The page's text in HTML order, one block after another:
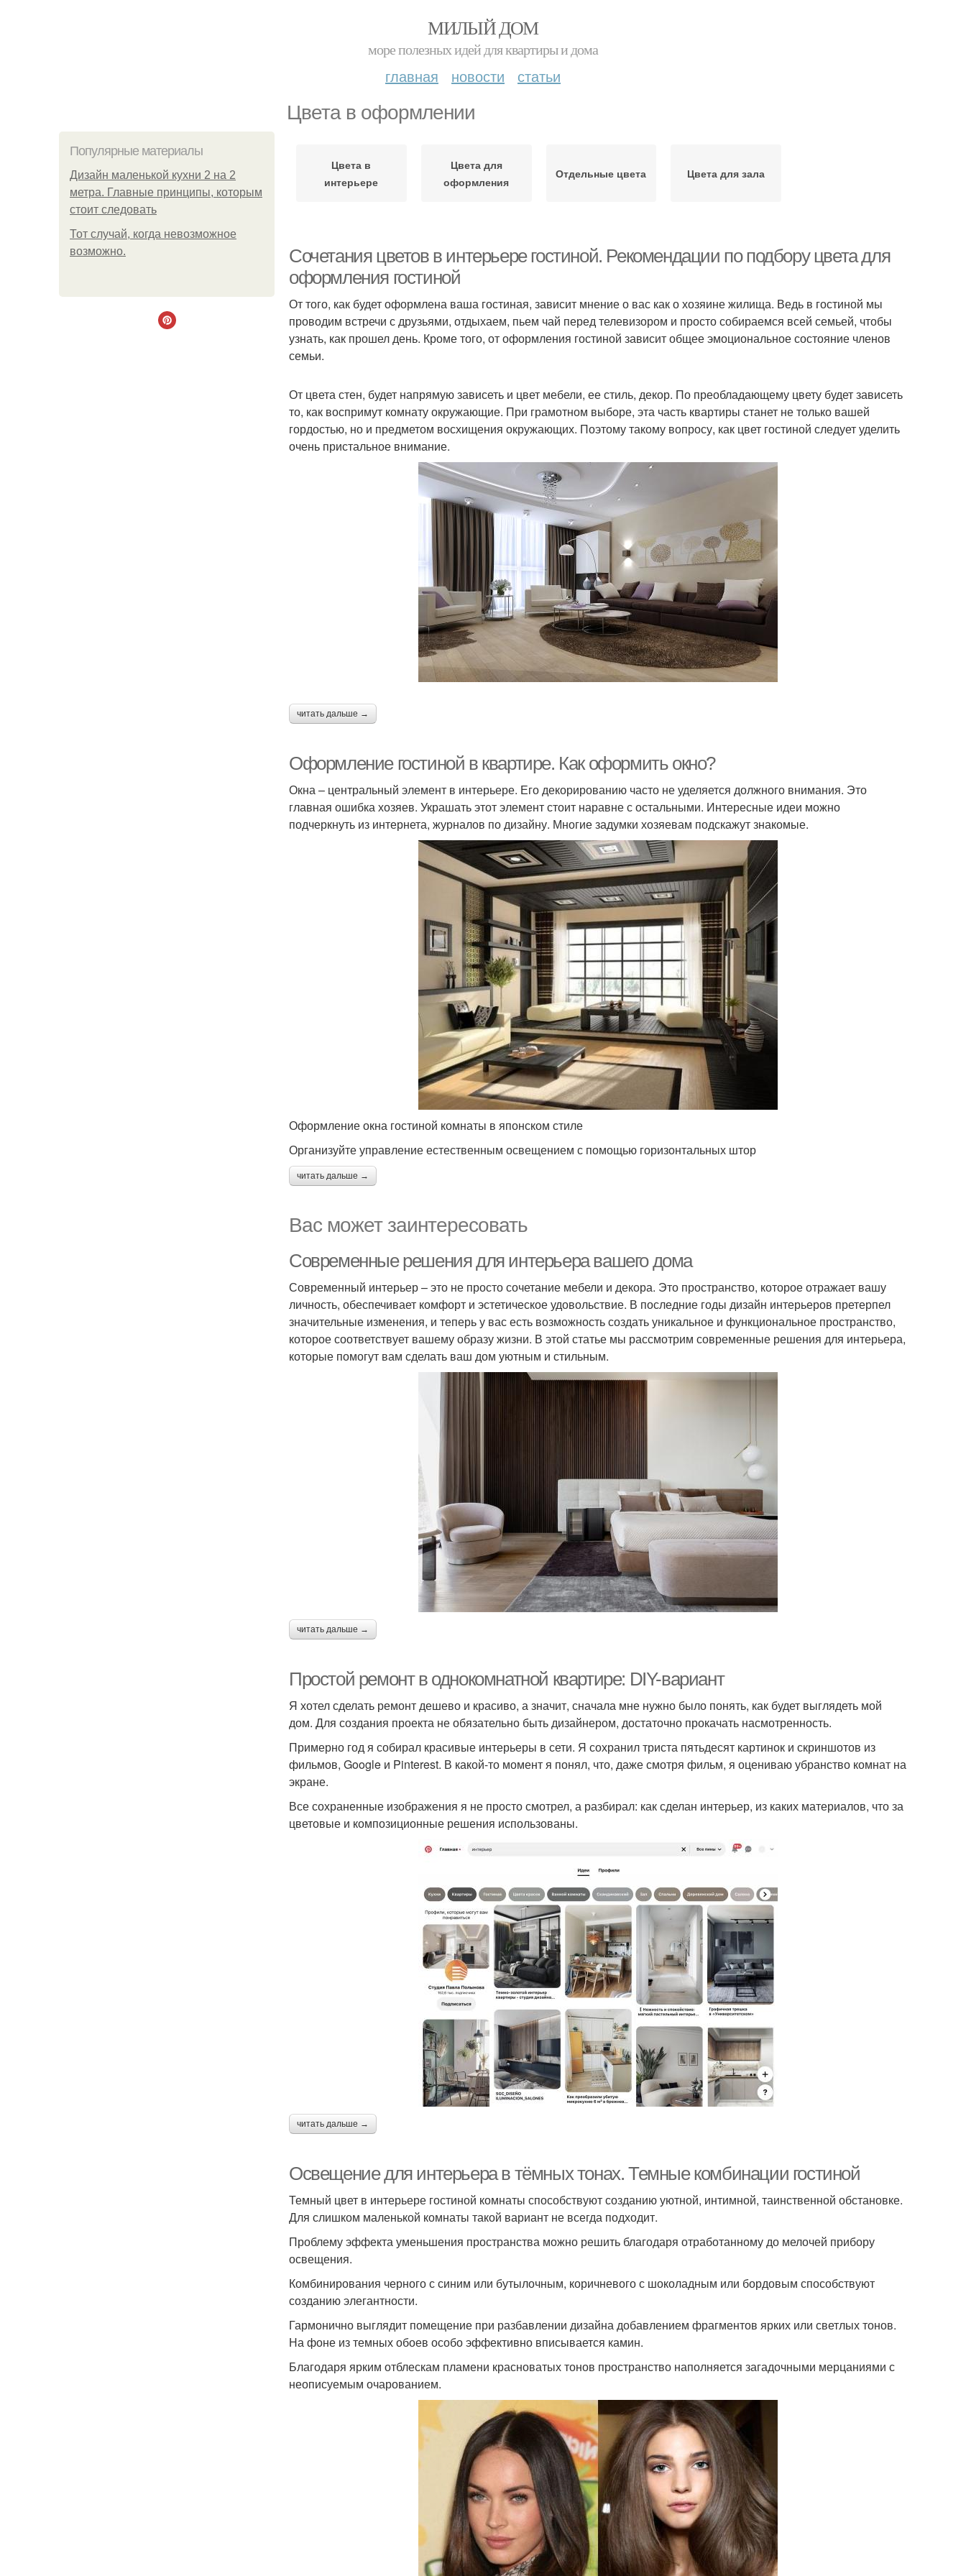
МИЛЫЙ ДОМ
море полезных идей для квартиры и дома
главная новости статьи
Цвета в оформлении
Популярные материалы
Дизайн маленькой кухни 2 на 2
метра. Главные принципы, которым
стоит следовать
Тот случай, когда невозможное
возможно.
Цвета в
интерьере
Цвета для
оформления
Отдельные цвета Цвета для зала
Сочетания цветов в интерьере гостиной. Рекомендации по подбору цвета для
оформления гостиной
От того, как будет оформлена ваша гостиная, зависит мнение о вас как о хозяине жилища. Ведь в гостиной мы
проводим встречи с друзьями, отдыхаем, пьем чай перед телевизором и просто собираемся всей семьей, чтобы
узнать, как прошел день. Кроме того, от оформления гостиной зависит общее эмоциональное состояние членов
семьи.
От цвета стен, будет напрямую зависеть и цвет мебели, ее стиль, декор. По преобладающему цвету будет зависеть
то, как воспримут комнату окружающие. При грамотном выборе, эта часть квартиры станет не только вашей
гордостью, но и предметом восхищения окружающих. Поэтому такому вопросу, как цвет гостиной следует уделить
очень пристальное внимание.
читать дальше →
Оформление гостиной в квартире. Как оформить окно?
Окна – центральный элемент в интерьере. Его декорированию часто не уделяется должного внимания. Это
главная ошибка хозяев. Украшать этот элемент стоит наравне с остальными. Интересные идеи можно
подчеркнуть из интернета, журналов по дизайну. Многие задумки хозяевам подскажут знакомые.
Оформление окна гостиной комнаты в японском стиле
Организуйте управление естественным освещением с помощью горизонтальных штор
читать дальше →
Вас может заинтересовать
Современные решения для интерьера вашего дома
Современный интерьер – это не просто сочетание мебели и декора. Это пространство, которое отражает вашу
личность, обеспечивает комфорт и эстетическое удовольствие. В последние годы дизайн интерьеров претерпел
значительные изменения, и теперь у вас есть возможность создать уникальное и функциональное пространство,
которое соответствует вашему образу жизни. В этой статье мы рассмотрим современные решения для интерьера,
которые помогут вам сделать ваш дом уютным и стильным.
читать дальше →
Простой ремонт в однокомнатной квартире: DIY-вариант
Я хотел сделать ремонт дешево и красиво, а значит, сначала мне нужно было понять, как будет выглядеть мой
дом. Для создания проекта не обязательно быть дизайнером, достаточно прокачать насмотренность.
Примерно год я собирал красивые интерьеры в сети. Я сохранил триста пятьдесят картинок и скриншотов из
фильмов, Google и Pinterest. В какой-то момент я понял, что, даже смотря фильм, я оцениваю убранство комнат на
экране.
Все сохраненные изображения я не просто смотрел, а разбирал: как сделан интерьер, из каких материалов, что за
цветовые и композиционные решения использованы.
читать дальше →
Освещение для интерьера в тёмных тонах. Темные комбинации гостиной
Темный цвет в интерьере гостиной комнаты способствуют созданию уютной, интимной, таинственной обстановке.
Для слишком маленькой комнаты такой вариант не всегда подходит.
Проблему эффекта уменьшения пространства можно решить благодаря отработанному до мелочей прибору
освещения.
Комбинирования черного с синим или бутылочным, коричневого с шоколадным или бордовым способствуют
созданию элегантности.
Гармонично выглядит помещение при разбавлении дизайна добавлением фрагментов ярких или светлых тонов.
На фоне из темных обоев особо эффективно вписывается камин.
Благодаря ярким отблескам пламени красноватых тонов пространство наполняется загадочными мерцаниями с
неописуемым очарованием.